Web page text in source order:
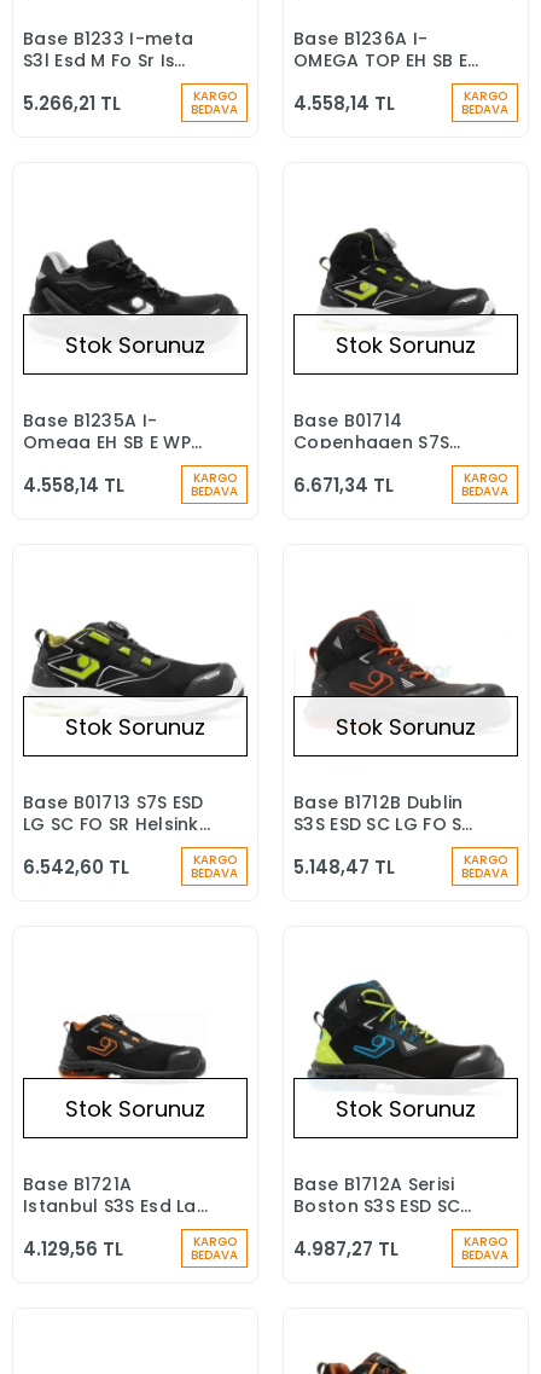
Stokta Yok
Base B1233 I-meta
S3l Esd M Fo Sr Iş
5.266,21 TL KARGO
BEDAVA
Stokta Yok
Base B1236A I-
OMEGA TOP EH SB E
Elektrikçi Botu
4.558,14 TL KARGO
BEDAVA
Stokta Yok
Stok Sorunuz
Base B1235A I-
Omega EH SB E WPA
Elektrikçi İş
4.558,14 TL KARGO
BEDAVA
Stokta Yok
Stok Sorunuz
Base B01714
Copenhagen S7S
ESD LG SC FO SR Su
Geçirmez İş Botu
6.671,34 TL KARGO
BEDAVA
Stokta Yok
Stok Sorunuz
Base B01713 S7S ESD
LG SC FO SR Helsinki
Siyah İş Ayakkabısı
6.542,60 TL KARGO
BEDAVA
Stokta Yok
Stok Sorunuz
Base B1712B Dublin
S3S ESD SC LG FO SR
5.148,47 TL KARGO
BEDAVA
Stokta Yok
Stok Sorunuz
Base B1721A
Istanbul S3S Esd Lg
Ayakkabısı
4.129,56 TL KARGO
BEDAVA
Stokta Yok
Stok Sorunuz
Base B1712A Serisi
Boston S3S ESD SC
LG FO FR Kompozit
Burun İş Ayakkabısı
4.987,27 TL KARGO
BEDAVA